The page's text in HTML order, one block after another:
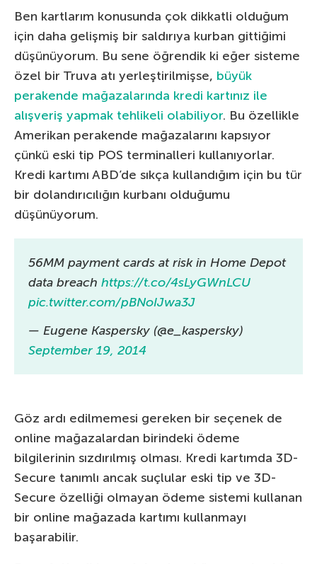
Ben kartlarım konusunda çok dikkatli olduğum
için daha gelişmiş bir saldırıya kurban gittiğimi
düşünüyorum. Bu sene öğrendik ki eğer sisteme
özel bir Truva atı yerleştirilmişse, büyük
perakende mağazalarında kredi kartınız ile
alışveriş yapmak tehlikeli olabiliyor. Bu özellikle
Amerikan perakende mağazalarını kapsıyor
çünkü eski tip POS terminalleri kullanıyorlar.
Kredi kartımı ABD’de sıkça kullandığım için bu tür
bir dolandırıcılığın kurbanı olduğumu
düşünüyorum.
56MM payment cards at risk in Home Depot
data breach https://t.co/4sLyGWnLCU
pic.twitter.com/pBNoIJwa3J
— Eugene Kaspersky (@e_kaspersky)
September 19, 2014
Göz ardı edilmemesi gereken bir seçenek de
online mağazalardan birindeki ödeme
bilgilerinin sızdırılmış olması. Kredi kartımda 3D-
Secure tanımlı ancak suçlular eski tip ve 3D-
Secure özelliği olmayan ödeme sistemi kullanan
bir online mağazada kartımı kullanmayı
başarabilir.